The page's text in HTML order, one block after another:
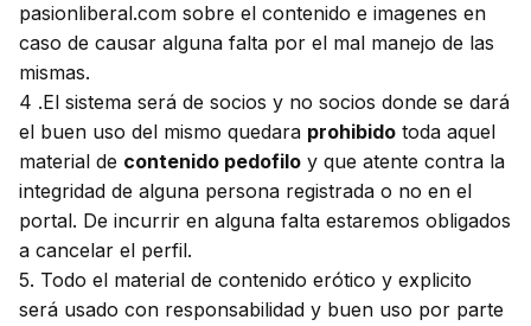
pasionliberal.com sobre el contenido e imagenes en
caso de causar alguna falta por el mal manejo de las
mismas.
4 .El sistema será de socios y no socios donde se dará
el buen uso del mismo quedara prohibido toda aquel
material de contenido pedofilo y que atente contra la
integridad de alguna persona registrada o no en el
portal. De incurrir en alguna falta estaremos obligados
a cancelar el perfil.
5. Todo el material de contenido erótico y explicito
será usado con responsabilidad y buen uso por parte